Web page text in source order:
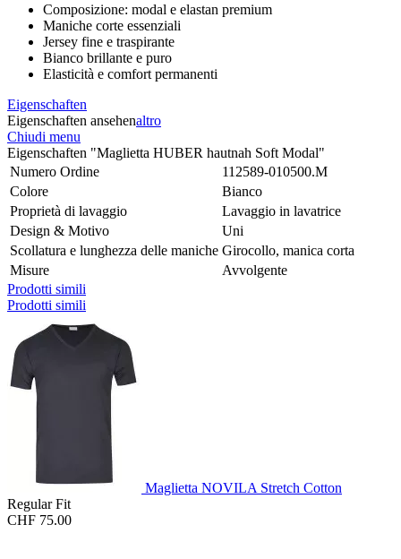
Composizione: modal e elastan premium
Maniche corte essenziali
Jersey fine e traspirante
Bianco brillante e puro
Elasticità e comfort permanenti
Eigenschaften
Eigenschaften ansehenaltro
Chiudi menu
Eigenschaften "Maglietta HUBER hautnah Soft Modal"
Numero Ordine
112589-010500.M
Colore
Bianco
Proprietà di lavaggio
Lavaggio in lavatrice
Design & Motivo
Uni
Scollatura e lunghezza delle maniche Girocollo, manica corta
Misure
Avvolgente
Prodotti simili
Prodotti simili
Maglietta NOVILA Stretch Cotton
Regular Fit
CHF 75.00